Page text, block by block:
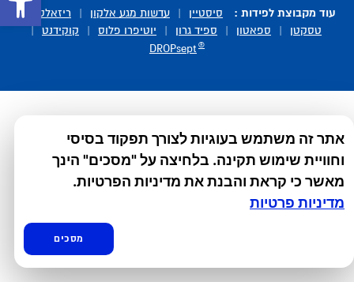
אתר זה משתמש בעוגיות לצורך תפקוד בסיסי
וחוויית שימוש תקינה. בלחיצה על "מסכים" הינך
מאשר כי קראת והבנת את מדיניות הפרטיות.
מדיניות פרטיות
מסכים
עוד מקבוצת לפידות : סיסטיין עדשות מגע אלקון ריזאלטס
|
טסקטן
ספאטון ספיד גרון יוטיפרו פלוס קוקידנט
DROPsept ®